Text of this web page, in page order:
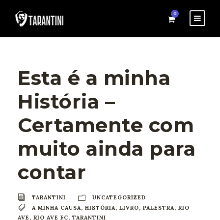
0
Esta é a minha
História –
Certamente com
muito ainda para
contar
TARANTINI
UNCATEGORIZED
A MINHA CAUSA, HISTÓRIA, LIVRO, PALESTRA, RIO
AVE , RIO AVE FC, TARANTINI